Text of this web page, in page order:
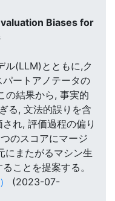
Biases for
ル(LLM)とともに,ク
ートアノテータの
の結果から, 事実的
る, 文法的誤りを含
れ, 評価過程の偏り
のスコアにマージ
にまたがるマシン生
ことを提案する。
(2023-07-